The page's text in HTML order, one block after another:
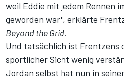
weil Eddie mit jedem Rennen
geworden war", erklärte
Beyond the Grid.
Und tatsächlich ist Frentzens
sportlicher Sicht wenig
Jordan selbst hat nun in